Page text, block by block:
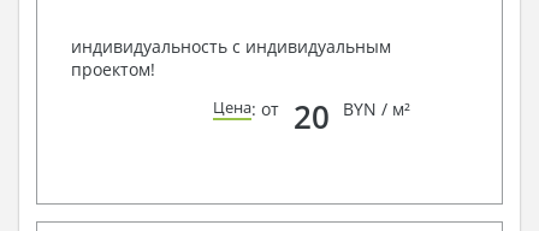
индивидуальность с индивидуальным
проектом!
Цена: от 20 BYN / м²